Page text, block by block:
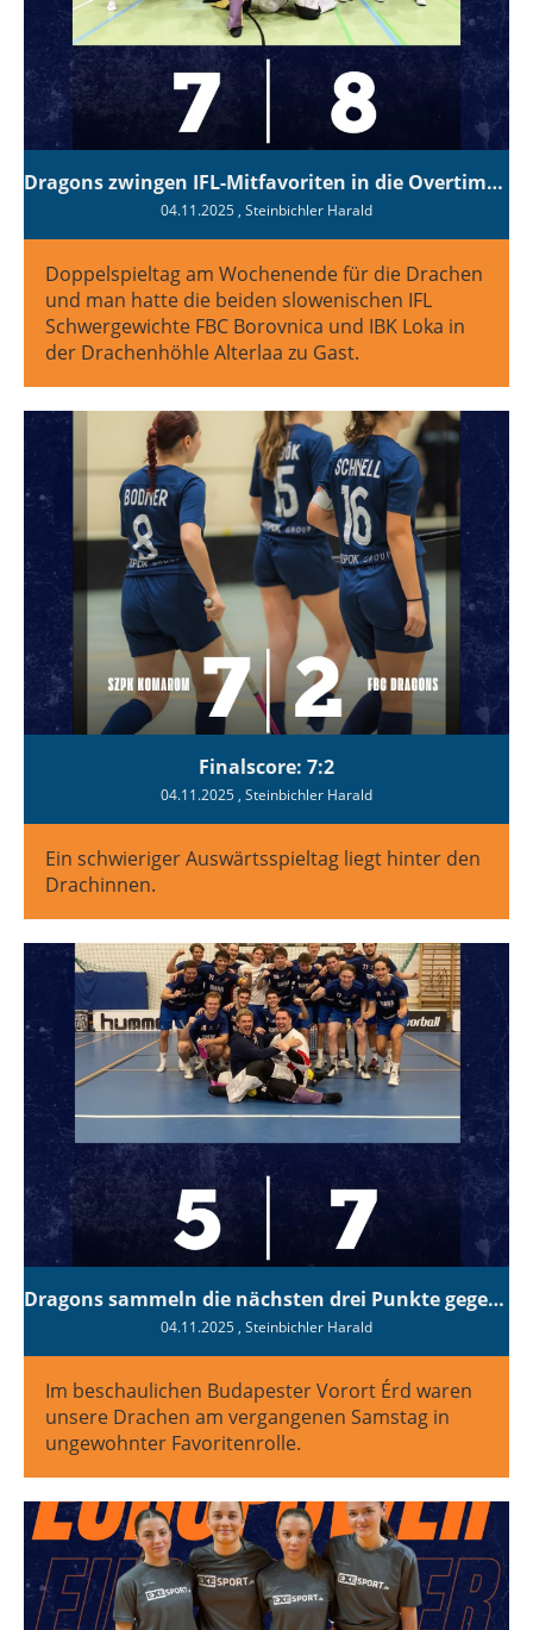
Dragons zwingen IFL-Mitfavoriten in die Overtime und schreiben wieder an!
04.11.2025 , Steinbichler Harald
Doppelspieltag am Wochenende für die Drachen
und man hatte die beiden slowenischen IFL
Schwergewichte FBC Borovnica und IBK Loka in
der Drachenhöhle Alterlaa zu Gast.
Finalscore: 7:2
04.11.2025 , Steinbichler Harald
Ein schwieriger Auswärtsspieltag liegt hinter den
Drachinnen.
Dragons sammeln die nächsten drei Punkte gegen Tabellenschlusslicht Cartoon Heroes
04.11.2025 , Steinbichler Harald
Im beschaulichen Budapester Vorort Érd waren
unsere Drachen am vergangenen Samstag in
ungewohnter Favoritenrolle.